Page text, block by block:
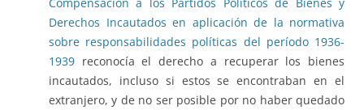
Compensación a los Partidos Políticos de Bienes y
Derechos Incautados en aplicación de la normativa
sobre responsabilidades políticas del período 1936-
1939 reconocía el derecho a recuperar los bienes
incautados, incluso si estos se encontraban en el
extranjero, y de no ser posible por no haber quedado